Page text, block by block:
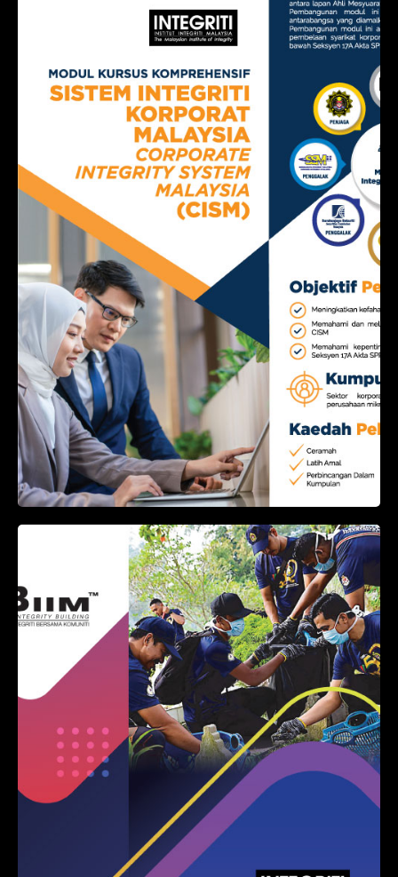
Modul Kursus Komprehensif
Sistem Integriti Koporat
Malaysia (CISM)
Pembangunan Integriti
Bersama Komuniti